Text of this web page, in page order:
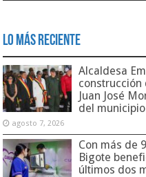
Lo Más Reciente
Alcaldesa
construcción
Juan José
del municipio
agosto 7, 2026
Con más de
Bigote
últimos dos